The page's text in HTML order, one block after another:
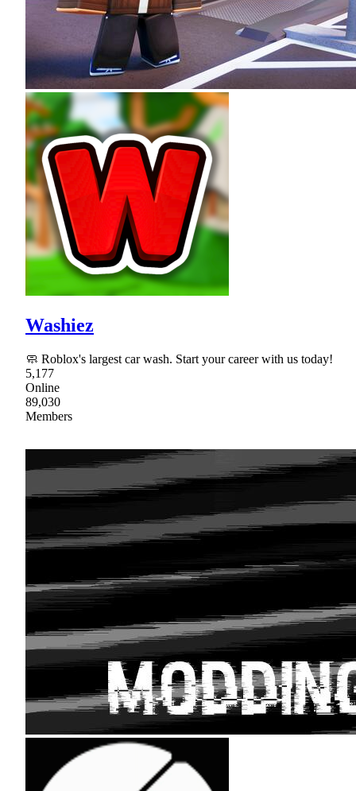
Washiez
🧼 Roblox's largest car wash. Start your career with us today!
5,177
Online
89,030
Members